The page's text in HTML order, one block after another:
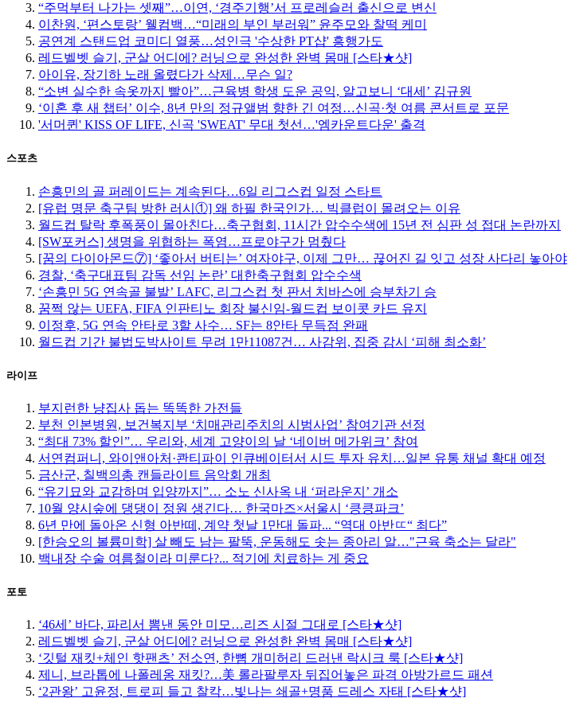
“주먹부터 나가는 셋째”…이연, ‘경주기행’서 프로레슬러 출신으로 변신
이찬원, ‘편스토랑’ 웰컴백…“미래의 부인 부러워” 윤주모와 찰떡 케미
공연계 스탠드업 코미디 열풍…성인극 '수상한 PT샵' 흥행가도
레드벨벳 슬기, 군살 어디에? 러닝으로 완성한 완벽 몸매 [스타★샷]
아이유, 장기하 노래 올렸다가 삭제…무슨 일?
“소변 실수한 속옷까지 빨아”…근육병 학생 도운 공익, 알고보니 ‘대세’ 김규원
‘이혼 후 새 챕터’ 이수, 8년 만의 정규앨범 향한 긴 여정…신곡·첫 여름 콘서트로 포문
'서머퀸' KISS OF LIFE, 신곡 'SWEAT' 무대 첫선…'엠카운트다운' 출격
스포츠
손흥민의 골 퍼레이드는 계속된다…6일 리그스컵 일정 스타트
[유럽 명문 축구팀 방한 러시①] 왜 하필 한국인가… 빅클럽이 몰려오는 이유
월드컵 탈락 후폭풍이 몰아친다…축구협회, 11시간 압수수색에 15년 전 심판 성 접대 논란까지
[SW포커스] 생명을 위협하는 폭염…프로야구가 멈췄다
[꿈의 다이아몬드⑦] ‘좋아서 버티는’ 여자야구, 이제 그만… 끊어진 길 잇고 성장 사다리 놓아야
경찰, ‘축구대표팀 감독 선임 논란’ 대한축구협회 압수수색
‘손흥민 5G 연속골 불발’ LAFC, 리그스컵 첫 판서 치바스에 승부차기 승
꿈쩍 않는 UEFA, FIFA 인판티노 회장 불신임-월드컵 보이콧 카드 유지
이정후, 5G 연속 안타로 3할 사수… SF는 8안타 무득점 완패
월드컵 기간 불법도박사이트 무려 1만11087건… 사감위, 집중 감시 ‘피해 최소화’
라이프
부지런한 냥집사 돕는 똑똑한 가전들
부천 인본병원, 보건복지부 ‘치매관리주치의 시범사업’ 참여기관 선정
“최대 73% 할인”… 우리와, 세계 고양이의 날 ‘네이버 메가위크’ 참여
서연컴퍼니, 와이앤아처·콴티파이 인큐베이터서 시드 투자 유치…일본 유통 채널 확대 예정
금산군, 칠백의총 캔들라이트 음악회 개최
“유기묘와 교감하며 입양까지”… 소노 신사옥 내 ‘퍼라운지’ 개소
10월 양시숲에 댕댕이 정원 생긴다… 한국마즈×서울시 ‘킁킁파크’
6년 만에 돌아온 신형 아반떼, 계약 첫날 1만대 돌파... “역대 아반ㄸ“ 최다”
[한승오의 볼륨미학] 살 빼도 남는 팔뚝, 운동해도 솟는 종아리 알…"근육 축소는 달라"
백내장 수술 여름철이라 미룬다?... 적기에 치료하는 게 중요
포토
‘46세’ 바다, 파리서 뽐낸 동안 미모…리즈 시절 그대로 [스타★샷]
레드벨벳 슬기, 군살 어디에? 러닝으로 완성한 완벽 몸매 [스타★샷]
‘깃털 재킷+체인 핫팬츠’ 전소연, 한뼘 개미허리 드러낸 락시크 룩 [스타★샷]
제니, 브라톱에 나폴레옹 재킷?…美 롤라팔루자 뒤집어놓은 파격 아방가르드 패션
‘2관왕’ 고윤정, 트로피 들고 찰칵…빛나는 쇄골+명품 드레스 자태 [스타★샷]